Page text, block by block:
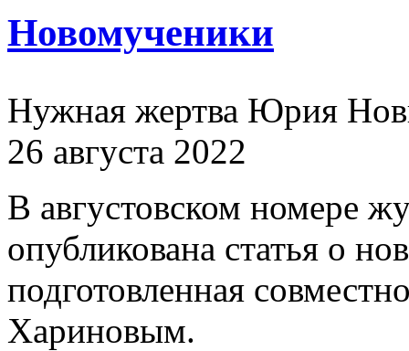
Новомученики
Нужная жертва Юрия
26 августа 2022
В августовском номере
опубликована статья о
подготовленная
Хариновым.